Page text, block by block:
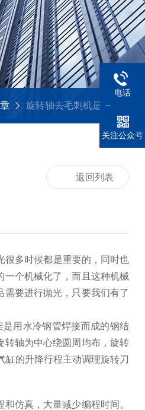
旋转轴去毛刺机是怎样进行表面抛光处理的呢？
很多时候都是重要的，同时也
一个机械化了，而且这种机械
要进行抛光，只要我们有了
用水冷钢管焊接而成的钢结
转轴为中心绕圆周均布，旋转
缸的升降行程主动调理旋转刀
仿真，大量减少编程时间。
返回列表
电话
关注公众号